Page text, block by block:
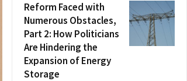
Reform Faced with
Numerous Obstacles,
Part 2: How Politicians
Are Hindering the
Expansion of Energy
Storage